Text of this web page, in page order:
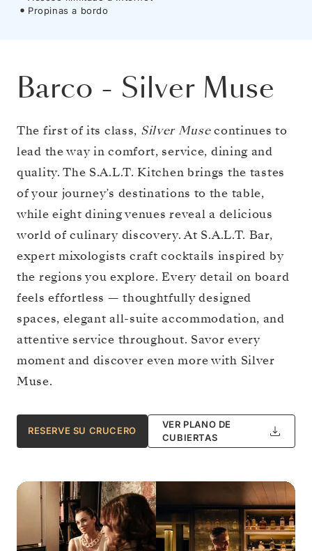
Propinas a bordo
Barco - Silver Muse
The first of its class, Silver Musecontinues to
lead the way in comfort, service, dining and
quality. The S.A.L.T. Kitchen brings the tastes
of your journey’s destinations to the table,
while eight dining venues reveal a delicious
world of culinary discovery. At S.A.L.T. Bar,
expert mixologists craft cocktails inspired by
the regions you explore. Every detail on board
feels effortless — thoughtfully designed
spaces, elegant all-suite accommodation, and
attentive service throughout. Savor every
moment and discover even more with Silver
Muse.
RESERVE SU CRUCERO
VER PLANO DE
CUBIERTAS